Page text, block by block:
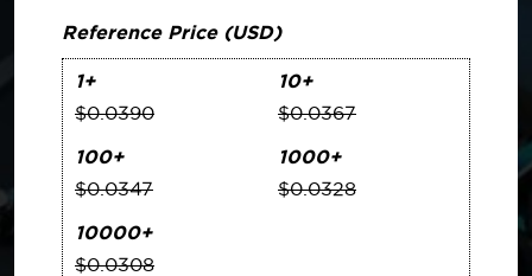
Reference Price (USD)
1+
$0.0390
10+
$0.0367
100+
$0.0347
1000+
$0.0328
10000+
$0.0308